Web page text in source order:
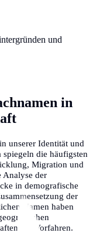
und
in
unserer Identität und
spiegeln die häufigsten
Migration und
Analyse der
in demografische
der
Namen haben
der Vorfahren.